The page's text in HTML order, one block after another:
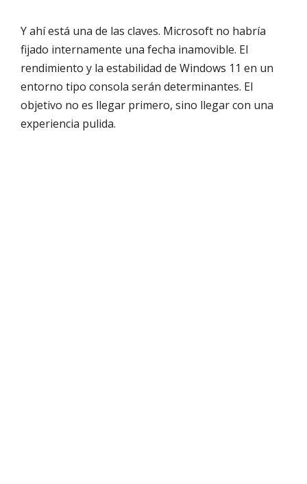
Y ahí está una de las claves. Microsoft no habría
fijado internamente una fecha inamovible. El
rendimiento y la estabilidad de Windows 11 en un
entorno tipo consola serán determinantes. El
objetivo no es llegar primero, sino llegar con una
experiencia pulida.